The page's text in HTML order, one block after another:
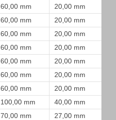
60,00 mm
20,00 mm
60,00 mm
20,00 mm
60,00 mm
20,00 mm
60,00 mm
20,00 mm
60,00 mm
20,00 mm
60,00 mm
20,00 mm
60,00 mm
20,00 mm
100,00 mm
40,00 mm
70,00 mm
27,00 mm